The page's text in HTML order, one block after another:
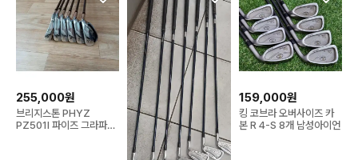
255,000원
브리지스톤 PHYZ
PZ501I 파이즈 그라파이
159,000원
킹 코브라 오버사이즈 카
본 R 4-S 8개 남성아이언